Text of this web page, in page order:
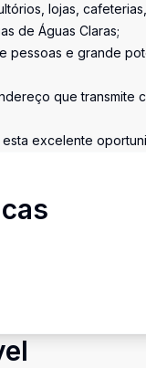
lojas,
de Águas Claras;
pessoas e grande
que
excelente